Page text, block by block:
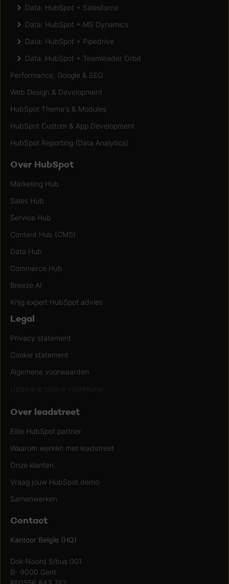
Data: HubSpot + Salesforce
Data: HubSpot + MS Dynamics
Data: HubSpot + Pipedrive
Data: HubSpot + Teamleader Orbit
Performance, Google & SEO
Web Design & Development
HubSpot Thema's & Modules
HubSpot Custom & App Development
HubSpot Reporting (Data Analytics)
Over HubSpot
Marketing Hub
Sales Hub
Service Hub
Content Hub (CMS)
Data Hub
Commerce Hub
Breeze AI
Krijg expert HubSpot advies
Legal
Privacy statement
Cookie statement
Algemene voorwaarden
Update je cookie voorkeuren
Over leadstreet
Elite HubSpot partner
Waarom werken met leadstreet
Onze klanten
Vraag jouw HubSpot demo
Samenwerken
Contact
Kantoor Belgïe (HQ)
Dok-Noord 5/bus 001
B- 9000 Gent